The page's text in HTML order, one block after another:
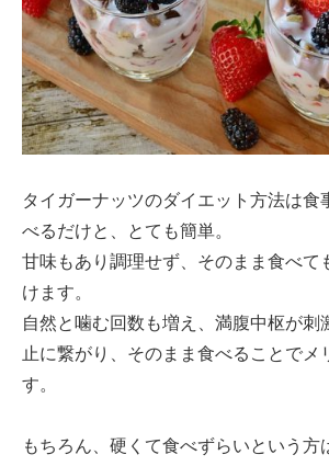
タイガーナッツのダイエット方法は食
べるだけと、とても簡単。
甘味もあり調理せず、そのまま食べて
けます。
自然と噛む回数も増え、満腹中枢が刺
止に繋がり、そのまま食べることでメ
す。
もちろん、硬くて食べずらいという方